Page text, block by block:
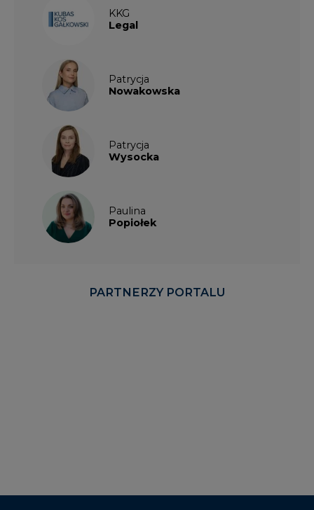
KKG
Legal
Patrycja
Nowakowska
Patrycja
Wysocka
Paulina
Popiołek
PARTNERZY PORTALU